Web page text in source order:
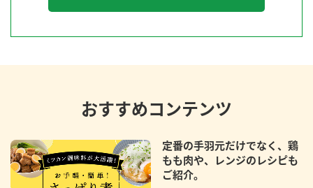
おすすめコンテンツ
定番の手羽元だけでなく、鶏
もも肉や、レンジのレシピも
ご紹介。